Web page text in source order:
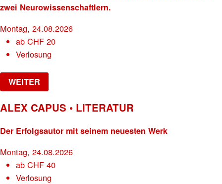
zwei Neurowissenschaftlern.
Montag, 24.08.2026
abCHF 20
Verlosung
WEITER
ALEX CAPUS • LITERATUR
Der Erfolgsautor mit seinem neuesten Werk
Montag, 24.08.2026
abCHF 40
Verlosung